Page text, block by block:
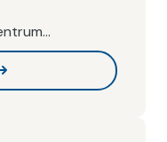
av 10 visar
och